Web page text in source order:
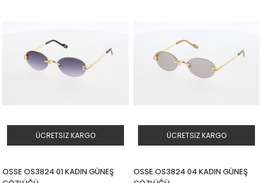
OSSE OS3824 01 KADIN GÜNEŞ
ÜCRETSIZ KARGO
OSSE OS3824 04 KADIN GÜNEŞ
ÜCRETSIZ KARGO